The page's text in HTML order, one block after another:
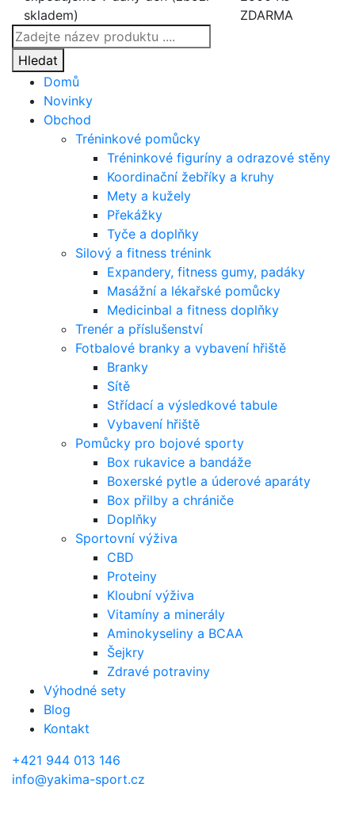
skladem)
ZDARMA
Products
search
Hledat
Domů
Novinky
Obchod
Tréninkové pomůcky
Tréninkové figuríny a odrazové stěny
Koordinační žebříky a kruhy
Mety a kužely
Překážky
Tyče a doplňky
Silový a fitness trénink
Expandery, fitness gumy, padáky
Masážní a lékařské pomůcky
Medicinbal a fitness doplňky
Trenér a příslušenství
Fotbalové branky a vybavení hřiště
Branky
Sítě
Střídací a výsledkové tabule
Vybavení hřiště
Pomůcky pro bojové sporty
Box rukavice a bandáže
Boxerské pytle a úderové aparáty
Box přilby a chrániče
Doplňky
Sportovní výživa
CBD
Proteiny
Kloubní výživa
Vitamíny a minerály
Aminokyseliny a BCAA
Šejkry
Zdravé potraviny
Výhodné sety
Blog
Kontakt
+421 944 013 146
info@yakima-sport.cz